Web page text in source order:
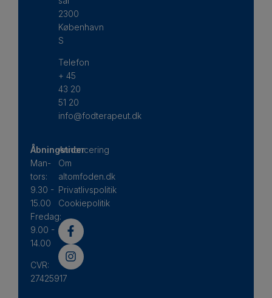
2300
København
S
Telefon
+ 45
43 20
51 20
info@fodterapeut.dk
Åbningstider
Man-
tors:
9.30 -
15.00
Fredag:
9.00 -
14.00
CVR:
27425917
Annoncering
Om
altomfoden.dk
Privatlivspolitik
Cookiepolitik